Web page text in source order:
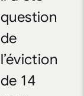
question
de
l’éviction
de 14